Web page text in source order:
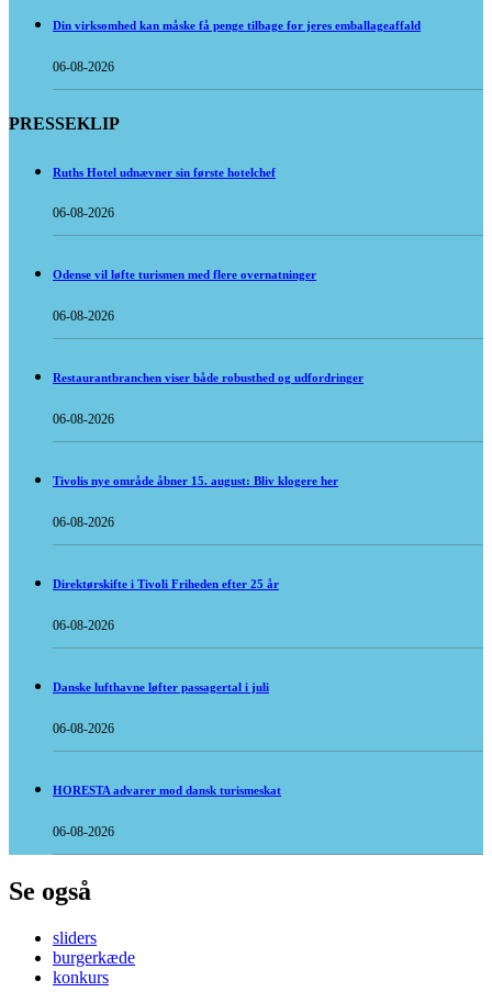
Din virksomhed kan måske få penge tilbage for jeres emballageaffald
06-08-2026
PRESSEKLIP
Ruths Hotel udnævner sin første hotelchef
06-08-2026
Odense vil løfte turismen med flere overnatninger
06-08-2026
Restaurantbranchen viser både robusthed og udfordringer
06-08-2026
Tivolis nye område åbner 15. august: Bliv klogere her
06-08-2026
Direktørskifte i Tivoli Friheden efter 25 år
06-08-2026
Danske lufthavne løfter passagertal i juli
06-08-2026
HORESTA advarer mod dansk turismeskat
06-08-2026
Se også
sliders
burgerkæde
konkurs